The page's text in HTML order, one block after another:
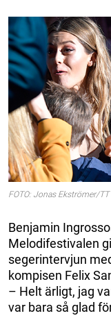
FOTO: Jonas Ekströmer/TT
Benjamin
Melodifestivalen
segerintervjun
kompisen Felix
– Helt ärligt, jag
var bara så glad